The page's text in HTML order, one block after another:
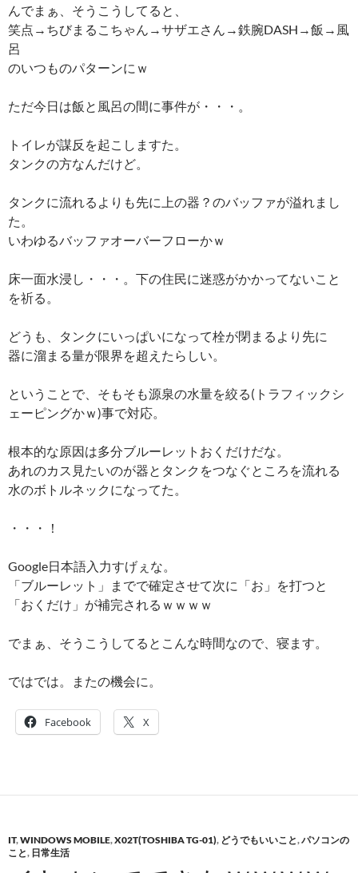
んでまぁ、そうこうしてると、
笑点→ちびまるこちゃん→サザエさん→鉄腕DASH→飯→風
呂
のいつものパターンにｗ
ただ今日は飯と風呂の間に事件が・・・。
トイレが謀反を起こしますた。
タンクの方なんだけど。
タンクに流れるよりも先に上の器？のバッファが溢れまし
た。
いわゆるバッファオーバーフローかｗ
床一面水浸し・・・。下の住民に迷惑がかかってないこと
を祈る。
どうも、タンクにいっぱいになって栓が閉まるより先に
器に溜まる量が限界を超えたらしい。
ということで、そもそも源泉の水量を絞る(トラフィックシ
ェーピングかｗ)事で対応。
根本的な原因は多分ブルーレットおくだけだな。
あれのカス見たいのが器とタンクをつなぐところを流れる
水のボトルネックになってた。
・・・！
Google日本語入力すげぇな。
「ブルーレット」までで確定させて次に「お」を打つと
「おくだけ」が補完されるｗｗｗｗ
でまぁ、そうこうしてるとこんな時間なので、寝ます。
ではでは。またの機会に。
Facebook X
IT,WINDOWS MOBILE,X02T(TOSHIBA TG-01), どうでもいいこと,パソコンの
こと, 日常生活